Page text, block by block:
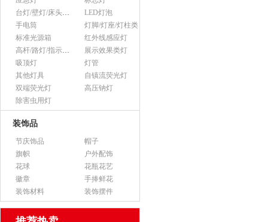
台灯/壁灯/床头灯/落地灯
LED灯泡
手电筒
灯脚/灯座/灯柱类
标准光源箱
红外线感应灯
高杆/路灯/指示灯类
展示效果类灯
吸顶灯
灯管
其他灯具
自镇流荧光灯
双端荧光灯
高压钠灯
除害虫用灯
装饰品
节庆饰品
帽子
旗帜
户外配饰
花球
花瓶花艺
徽章
手捧鲜花
装饰材料
装饰摆件